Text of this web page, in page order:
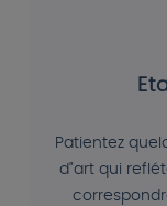
Patientez
d"art qui